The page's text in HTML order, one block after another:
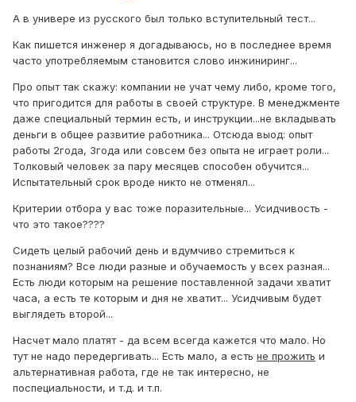
А в универе из русского был только вступительный тест...
Как пишется инженер я догадываюсь, но в последнее время
часто употребляемым становится слово инжиниринг...
Про опыт так скажу: компании не учат чему либо, кроме того,
что пригодится для работы в своей структуре. В менеджменте
даже специальный термин есть, и инструкции...не вкладывать
деньги в общее развитие работника... Отсюда выод: опыт
работы 2года, 3года или совсем без опыта не играет роли...
Толковый человек за пару месяцев способен обучится...
Испытательный срок вроде никто не отменял...
Критерии отбора у вас тоже поразительные... Усидчивость -
что это такое????
Сидеть целый рабочий день и вдумчиво стремиться к
познаниям? Все люди разные и обучаемость у всех разная...
Есть люди которым на решение поставленной задачи хватит
часа, а есть те которым и дня не хватит... Усидчивым будет
выглядеть второй...
Насчет мало платят - да всем всегда кажется что мало. Но
тут не надо передергивать... Есть мало, а есть не прожить и
альтернативная работа, где не так интересно, не
поспециальности, и т.д. и т.п.